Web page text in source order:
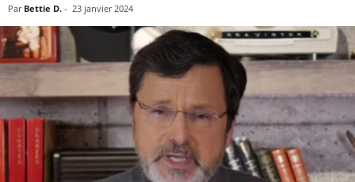
Par Bettie D. - 23 janvier 2024